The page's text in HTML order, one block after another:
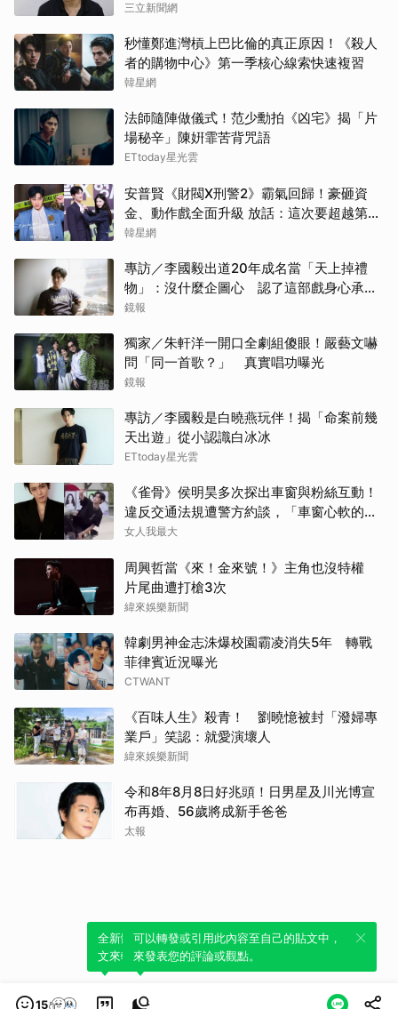
蘇志
王楚
楊洋
張凌
朴恩
三立新聞網
秒懂鄭進灣槓上巴比倫的真正原因！《殺人
者的購物中心》第一季核心線索快速複習
韓星網
法師隨陣做儀式！范少勳拍《凶宅》揭「片
場秘辛」陳姸霏苦背咒語
ETtoday星光雲
安普賢《財閥X刑警2》霸氣回歸！豪砸資
金、動作戲全面升級 放話：這次要超越第一
季
韓星網
專訪／李國毅出道20年成名當「天上掉禮
物」：沒什麼企圖心 認了這部戲身心承受
壓力最大
鏡報
獨家／朱軒洋一開口全劇組傻眼！嚴藝文嚇
問「同一首歌？」 真實唱功曝光
鏡報
專訪／李國毅是白曉燕玩伴！揭「命案前幾
天出遊」從小認識白冰冰
ETtoday星光雲
《雀骨》侯明昊多次探出車窗與粉絲互動！
違反交通法規遭警方約談，「車窗心軟的
神」上熱搜
女人我最大
周興哲當《來！金來號！》主角也沒特權
片尾曲遭打槍3次
緯來娛樂新聞
韓劇男神金志洙爆校園霸凌消失5年 轉戰
菲律賓近況曝光
CTWANT
《百味人生》殺青！ 劉曉憶被封「潑婦專
業戶」笑認：就愛演壞人
緯來娛樂新聞
令和8年8月8日好兆頭！日男星及川光博宣
布再婚、56歲將成新手爸爸
太報
15
全新體驗！一鍵引用此內容，透過發布貼
文來輕鬆表達個人立場。
可以轉發或引用此內容至自己的貼文中，
來發表您的評論或觀點。